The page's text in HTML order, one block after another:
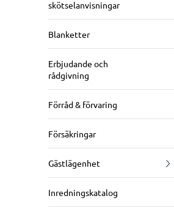
skötselanvisningar
Blanketter
Erbjudande och
rådgivning
Förråd & förvaring
Försäkringar
Gästlägenhet
Inredningskatalog